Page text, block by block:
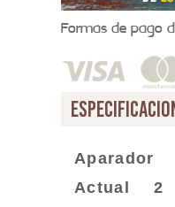
Formas de pago
Actual 2